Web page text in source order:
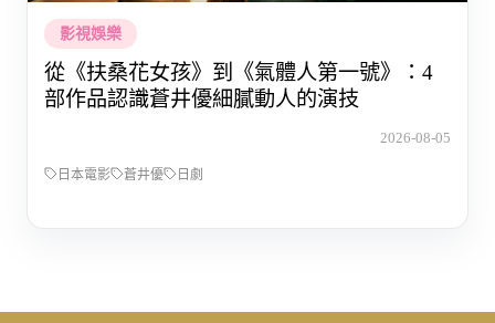
影視娛樂
從《扶桑花女孩》到《氣體人第一號》：4
部作品認識蒼井優細膩動人的演技
2026-08-05
日本電影 蒼井優 日劇